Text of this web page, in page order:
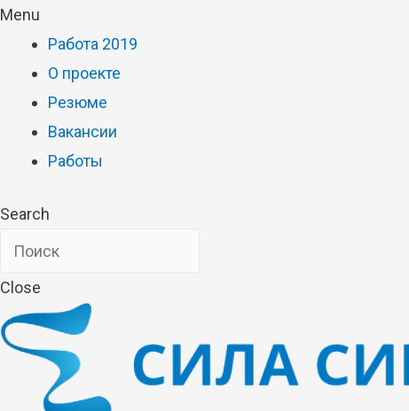
Menu
Работа 2019
О проекте
Резюме
Вакансии
Работы
Search
Close